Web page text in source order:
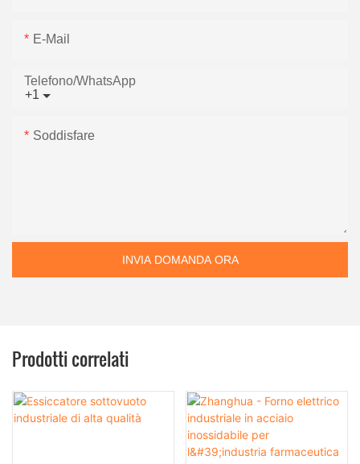
E-Mail
+1
Telefono/WhatsApp
Soddisfare
INVIA DOMANDA ORA
Prodotti correlati